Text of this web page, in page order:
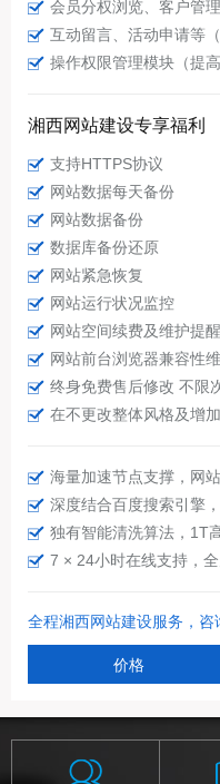
会员分权浏览、客户管
互动留言、活动申请等
操作权限管理模块（提
湘西网站建设专享福利
支持HTTPS协议
网站数据每天备份
网站数据备份
数据库备份还原
网站紧急恢复
网站运行状况监控
网站空间续费及维护提醒
网站前台浏览器兼容性
终身免费售后修改 不限
在不更改整体风格及增
海量加速节点支撑，网
深度结合百度搜索引擎
独有智能清洗算法，1T
7 × 24小时在线支持，
全程湘西网站建设服务，咨
价格